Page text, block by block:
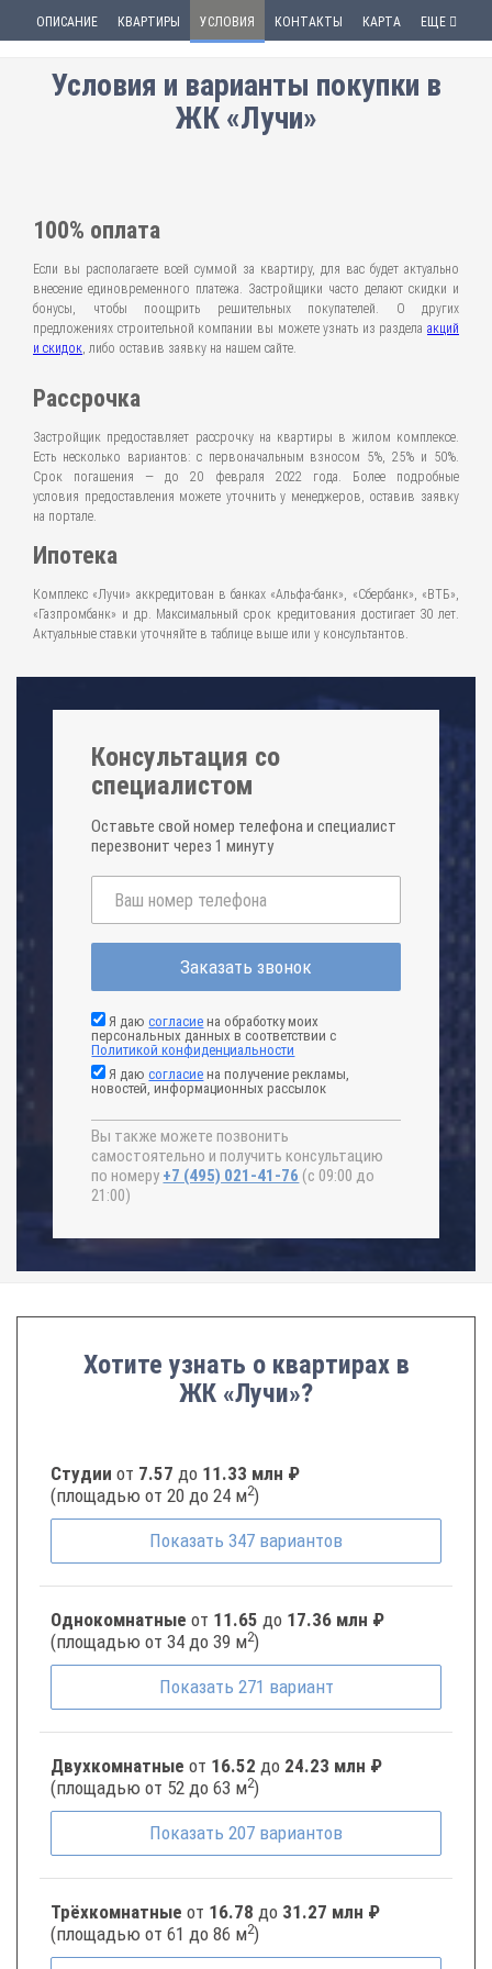
ОПИСАНИЕ КВАРТИРЫ УСЛОВИЯ КОНТАКТЫ КАРТА ЕЩЕ
Условия и варианты покупки в
ЖК «Лучи»
100% оплата
Если вы располагаете всей суммой за квартиру, для вас будет актуально
внесение единовременного платежа. Застройщики часто делают скидки и
бонусы, чтобы поощрить решительных покупателей. О других
предложениях строительной компании вы можете узнать из раздела акций
и скидок, либо оставив заявку на нашем сайте.
Рассрочка
Застройщик предоставляет рассрочку на квартиры в жилом комплексе.
Есть несколько вариантов: с первоначальным взносом 5%, 25% и 50%.
Срок погашения — до 20 февраля 2022 года. Более подробные
условия предоставления можете уточнить у менеджеров, оставив заявку
на портале.
Ипотека
Комплекс «Лучи» аккредитован в банках «Альфа-банк», «Сбербанк», «ВТБ»,
«Газпромбанк» и др. Максимальный срок кредитования достигает 30 лет.
Актуальные ставки уточняйте в таблице выше или у консультантов.
Консультация со
специалистом
Оставьте свой номер телефона и специалист
перезвонит через 1 минуту
Заказать звонок
Я даюсогласие на обработку моих
персональных данных в соответствии с
Политикой конфиденциальности
Я даюсогласие на получение рекламы,
новостей, информационных рассылок
Вы также можете позвонить
самостоятельно и получить консультацию
по номеру +7 (495) 021-41-76 (с 09:00 до
21:00)
Хотите узнать о квартирах в
ЖК «Лучи»?
Студии от 7.57 до 11.33 млн ₽
(площадью от 20 до 24 м2)
Показать 347 вариантов
Однокомнатные от 11.65 до 17.36 млн ₽
(площадью от 34 до 39 м2)
Показать 271 вариант
Двухкомнатные от 16.52 до 24.23 млн ₽
(площадью от 52 до 63 м2)
Показать 207 вариантов
Трёхкомнатные от 16.78 до 31.27 млн ₽
(площадью от 61 до 86 м2)